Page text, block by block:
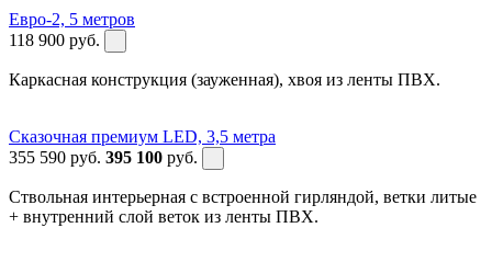
Евро-2, 5 метров
118 900 руб.
Каркасная конструкция (зауженная), хвоя из ленты ПВХ.
Сказочная премиум LED, 3,5 метра
355 590 руб. 395 100 руб.
Ствольная интерьерная с встроенной гирляндой, ветки литые
+ внутренний слой веток из ленты ПВХ.